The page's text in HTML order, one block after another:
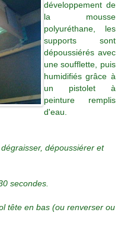
développement de
la mousse
polyuréthane, les
supports sont
dépoussiérés avec
une soufflette, puis
humidifiés grâce à
un pistolet à
peinture remplis
d'eau.
dépoussiérer et
secondes.
tête en bas (ou renverser ou